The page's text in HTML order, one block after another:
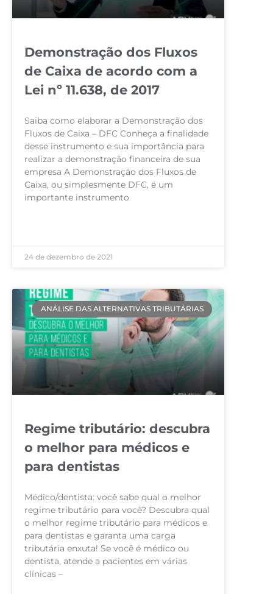
Demonstração dos Fluxos
de Caixa de acordo com a
Lei nº 11.638, de 2017
Saiba como elaborar a Demonstração dos
Fluxos de Caixa – DFC Conheça a finalidade
desse instrumento e sua importância para
realizar a demonstração financeira de sua
empresa A Demonstração dos Fluxos de
Caixa, ou simplesmente DFC, é um
importante instrumento
24 de dezembro de 2021
ANÁLISE DAS ALTERNATIVAS TRIBUTÁRIAS
Regime tributário: descubra
o melhor para médicos e
para dentistas
Médico/dentista: você sabe qual o melhor
regime tributário para você? Descubra qual
o melhor regime tributário para médicos e
para dentistas e garanta uma carga
tributária enxuta! Se você é médico ou
dentista, atende a pacientes em várias
clínicas –